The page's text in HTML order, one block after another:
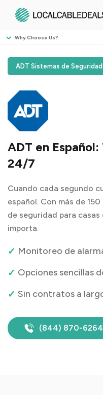
Why Choose Us?
ADT Sistemas de Seguridad
ADT en
24/7
Cuando cada segundo
español. Con más de
de seguridad para
importa.
Monitoreo de
Opciones sencillas
Sin contratos a
(844) 870-6264